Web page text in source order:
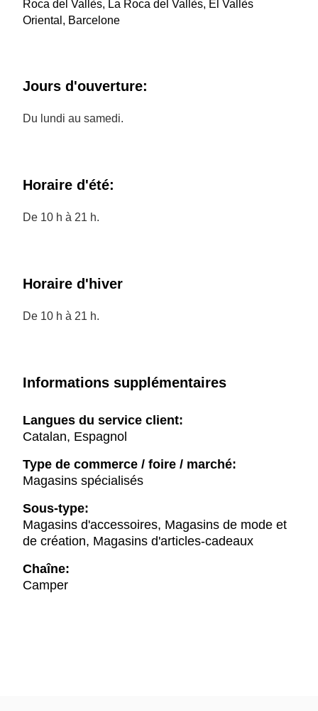
Roca del Vallès, La Roca del Vallès, El Vallès
Oriental, Barcelone
Jours d'ouverture:
Du lundi au samedi.
Horaire d'été:
De 10 h à 21 h.
Horaire d'hiver
De 10 h à 21 h.
Informations supplémentaires
Langues du service client:
Catalan, Espagnol
Type de commerce / foire / marché:
Magasins spécialisés
Sous-type:
Magasins d'accessoires, Magasins de mode et
de création, Magasins d'articles-cadeaux
Chaîne:
Camper